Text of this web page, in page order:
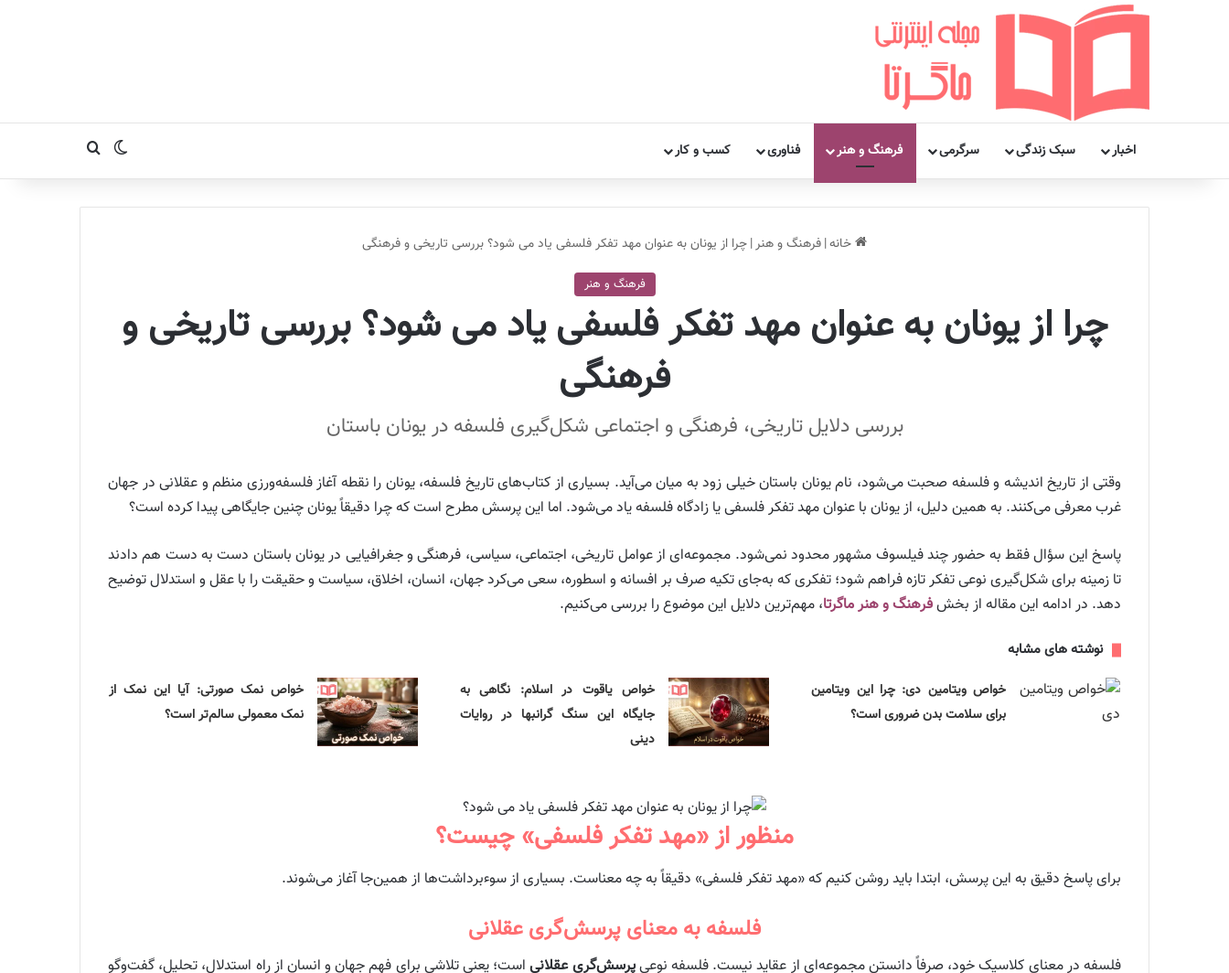
اخبار سبک زندگی سرگرمی فرهنگ و هنر فناوری کسب و کار تغییر پوستهجستجو برای
خانه|فرهنگ و هنر|چرا از یونان به عنوان مهد تفکر فلسفی یاد می شود؟ بررسی تاریخی و فرهنگی
فرهنگ و هنر
چرا از یونان به عنوان مهد تفکر فلسفی یاد می شود؟ بررسی تاریخی و
فرهنگی
بررسی دلایل تاریخی، فرهنگی و اجتماعی شکل‌گیری فلسفه در یونان باستان
وقتی از تاریخ اندیشه و فلسفه صحبت می‌شود، نام یونان باستان خیلی زود به میان می‌آید. بسیاری از کتاب‌های تاریخ فلسفه، یونان را نقطه آغاز فلسفه‌ورزی منظم و عقلانی در جهان
غرب معرفی می‌کنند. به همین دلیل، از یونان با عنوان مهد تفکر فلسفی یا زادگاه فلسفه یاد می‌شود. اما این پرسش مطرح است که چرا دقیقاً یونان چنین جایگاهی پیدا کرده است؟
پاسخ این سؤال فقط به حضور چند فیلسوف مشهور محدود نمی‌شود. مجموعه‌ای از عوامل تاریخی، اجتماعی، سیاسی، فرهنگی و جغرافیایی در یونان باستان دست به دست هم دادند
تا زمینه برای شکل‌گیری نوعی تفکر تازه فراهم شود؛ تفکری که به‌جای تکیه صرف بر افسانه و اسطوره، سعی می‌کرد جهان، انسان، اخلاق، سیاست و حقیقت را با عقل و استدلال توضیح
دهد. در ادامه این مقاله از بخشفرهنگ و هنر ماگرتا، مهم‌ترین دلایل این موضوع را بررسی می‌کنیم.
نوشته های مشابه
خواص ویتامین دی: چرا این ویتامین
برای سلامت بدن ضروری است؟
خواص یاقوت در اسلام: نگاهی به
جایگاه این سنگ گرانبها در روایات
دینی
خواص نمک صورتی: آیا این نمک از
نمک معمولی سالم‌تر است؟
منظور از «مهد تفکر فلسفی» چیست؟
برای پاسخ دقیق به این پرسش، ابتدا باید روشن کنیم که «مهد تفکر فلسفی» دقیقاً به چه معناست. بسیاری از سوءبرداشت‌ها از همین‌جا آغاز می‌شوند.
فلسفه به معنای پرسش‌گری عقلانی
فلسفه در معنای کلاسیک خود، صرفاً دانستن مجموعه‌ای از عقاید نیست. فلسفه نوعیپرسش‌گری عقلانیاست؛ یعنی تلاشی برای فهم جهان و انسان از راه استدلال، تحلیل، گفت‌وگو